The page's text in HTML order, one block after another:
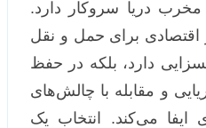
مخرب دریا سروکار دارد.
اقتصادی برای حمل و نقل
دارد، بلکه در حفظ
و مقابله با چالش‌های
ایفا می‌کند. انتخاب یک